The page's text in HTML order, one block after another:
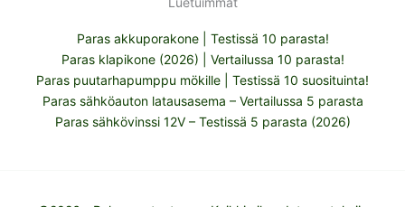
Paras akkuporakone | Testissä 10 parasta!
Paras klapikone (2026) | Vertailussa 10 parasta!
Paras puutarhapumppu mökille | Testissä 10 suosituinta!
Paras sähköauton latausasema – Vertailussa 5 parasta
Paras sähkövinssi 12V – Testissä 5 parasta (2026)